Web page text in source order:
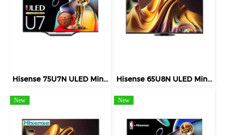
Hisense 75U7N ULED Mini LED Smart TV 75 นิ้ว 4K 144Hz Google TV ปี 2026 Hisense 65U8N ULED Mini LED Smart TV 65 นิ้ว 4K 144Hz Google TV ปี 2026
New New